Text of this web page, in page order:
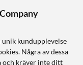
unik kundupplevelse
Några av dessa
och kräver inte ditt